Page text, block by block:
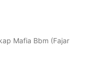
Mafia Bbm (Fajar